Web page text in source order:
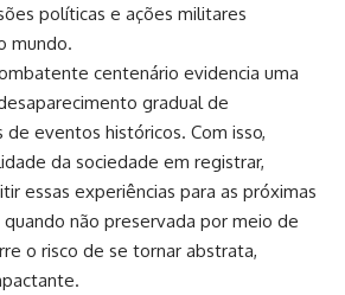
políticas e ações militares
mundo.
centenário evidencia uma
gradual de
eventos históricos. Com isso,
da sociedade em registrar,
essas experiências para as próximas
não preservada por meio de
o risco de se tornar abstrata,